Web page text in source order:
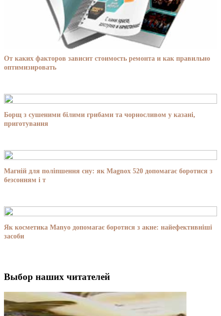
От каких факторов зависит стоимость ремонта и как правильно
оптимизировать
Борщ з сушеними білими грибами та чорносливом у казані,
приготування
Магній для поліпшення сну: як Magnox 520 допомагає боротися з
безсонням і т
Як косметика Manyo допомагає боротися з акне: найефективніші
засоби
Выбор наших читателей